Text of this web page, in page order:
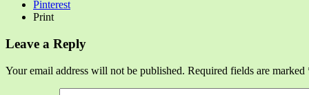
Pinterest
Print
Leave a Reply
Your email address will not be published. Required fields are marked